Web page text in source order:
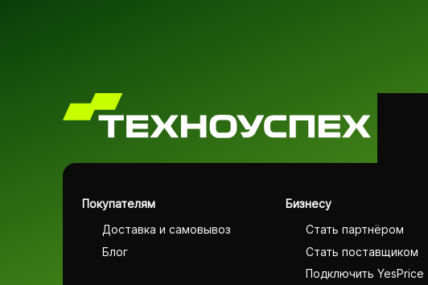
Покупателям
Доставка и самовывоз
Блог
Бизнесу
Стать партнёром
Стать поставщиком
Подключить YesPrice